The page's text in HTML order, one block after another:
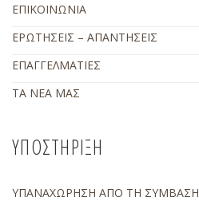
ΕΠΙΚΟΙΝΩΝΙΑ
ΕΡΩΤΗΣΕΙΣ – ΑΠΑΝΤΗΣΕΙΣ
ΕΠΑΓΓΕΛΜΑΤΙΕΣ
ΤΑ ΝΕΑ ΜΑΣ
ΥΠΟΣΤΗΡΙΞΗ
ΥΠΑΝΑΧΩΡΗΣΗ ΑΠΟ ΤΗ ΣΥΜΒΑΣΗ